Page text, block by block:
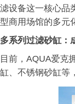
滤设备这一核心品
型商用场馆的多元
多系列 过滤砂缸：
目前，AQUA爱克
缸、不锈钢砂缸等